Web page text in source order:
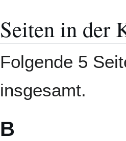
Seiten in der
Folgende 5
insgesamt.
B